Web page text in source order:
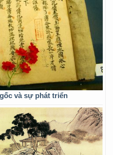
và sự phát triển